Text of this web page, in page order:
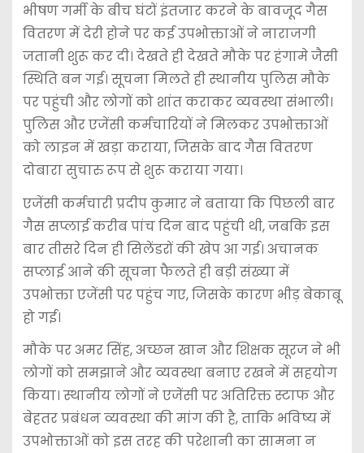
भीषण गर्मी के बीच घंटों इंतजार करने के बावजूद गैस
वितरण में देरी होने पर कई उपभोक्ताओं ने नाराजगी
जतानी शुरू कर दी। देखते ही देखते मौके पर हंगामे जैसी
स्थिति बन गई। सूचना मिलते ही स्थानीय पुलिस मौके
पर पहुंची और लोगों को शांत कराकर व्यवस्था संभाली।
पुलिस और एजेंसी कर्मचारियों ने मिलकर उपभोक्ताओं
को लाइन में खड़ा कराया, जिसके बाद गैस वितरण
दोबारा सुचारु रूप से शुरू कराया गया।
एजेंसी कर्मचारी प्रदीप कुमार ने बताया कि पिछली बार
गैस सप्लाई करीब पांच दिन बाद पहुंची थी, जबकि इस
बार तीसरे दिन ही सिलेंडरों की खेप आ गई। अचानक
सप्लाई आने की सूचना फैलते ही बड़ी संख्या में
उपभोक्ता एजेंसी पर पहुंच गए, जिसके कारण भीड़ बेकाबू
हो गई।
मौके पर अमर सिंह, अच्छन खान और शिक्षक सूरज ने भी
लोगों को समझाने और व्यवस्था बनाए रखने में सहयोग
किया। स्थानीय लोगों ने एजेंसी पर अतिरिक्त स्टाफ और
बेहतर प्रबंधन व्यवस्था की मांग की है, ताकि भविष्य में
उपभोक्ताओं को इस तरह की परेशानी का सामना न